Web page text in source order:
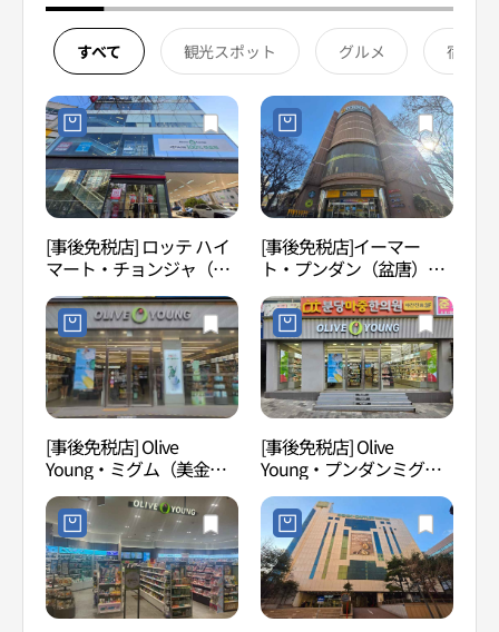
すべて 観光スポット グルメ 宿泊
[事後免税店] ロッテ ハイ
マート・チョンジャ（亭
子）店(롯데하이마트 정자
점)
[事後免税店]イーマー
ト・プンダン（盆唐）店
(이마트 분당점)
[事後免税店] Olive
Young・ミグム（美金）
駅十字路店(올리브영 미금
역사거리점)
[事後免税店] Olive
Young・プンダンミグム
駅店(올리브영 분당미금역
점)